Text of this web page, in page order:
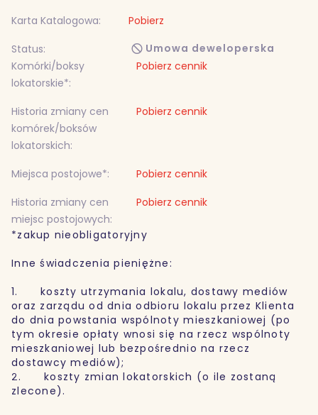
Karta Katalogowa:
Pobierz
Status:
Umowa deweloperska
Komórki/boksy
lokatorskie*:
Pobierz cennik
Historia zmiany cen
komórek/boksów
lokatorskich:
Pobierz cennik
Miejsca postojowe*:
Pobierz cennik
Historia zmiany cen
miejsc postojowych:
Pobierz cennik
*zakup nieobligatoryjny
Inne świadczenia pieniężne:
1. koszty utrzymania lokalu, dostawy mediów
oraz zarządu od dnia odbioru lokalu przez Klienta
do dnia powstania wspólnoty mieszkaniowej (po
tym okresie opłaty wnosi się na rzecz wspólnoty
mieszkaniowej lub bezpośrednio na rzecz
dostawcy mediów);
2. koszty zmian lokatorskich (o ile zostaną
zlecone).